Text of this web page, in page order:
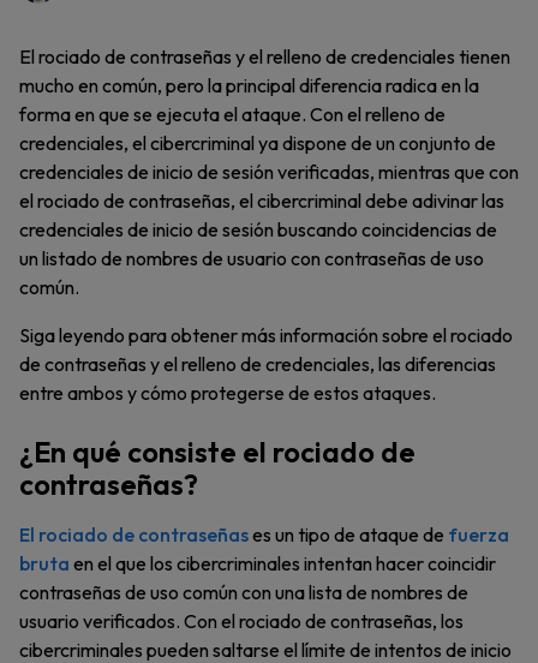
El rociado de contraseñas y el relleno de credenciales tienen
mucho en común, pero la principal diferencia radica en la
forma en que se ejecuta el ataque. Con el relleno de
credenciales, el cibercriminal ya dispone de un conjunto de
credenciales de inicio de sesión verificadas, mientras que con
el rociado de contraseñas, el cibercriminal debe adivinar las
credenciales de inicio de sesión buscando coincidencias de
un listado de nombres de usuario con contraseñas de uso
común.
Siga leyendo para obtener más información sobre el rociado
de contraseñas y el relleno de credenciales, las diferencias
entre ambos y cómo protegerse de estos ataques.
¿En qué consiste el rociado de
contraseñas?
El rociado de contraseñases un tipo de ataque de fuerza
bruta en el que los cibercriminales intentan hacer coincidir
contraseñas de uso común con una lista de nombres de
usuario verificados. Con el rociado de contraseñas, los
cibercriminales pueden saltarse el límite de intentos de inicio